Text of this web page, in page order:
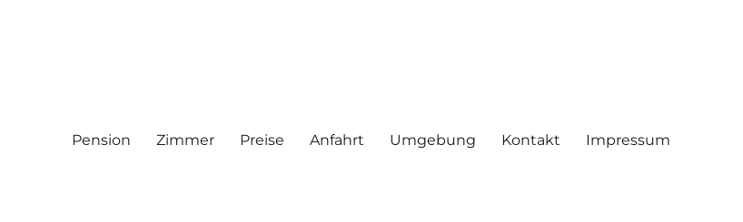
Pension Zimmer Preise Anfahrt Umgebung Kontakt Impressum